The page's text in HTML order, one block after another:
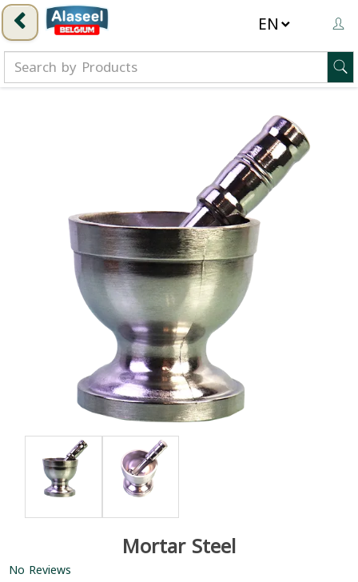
Mortar Steel
No Reviews